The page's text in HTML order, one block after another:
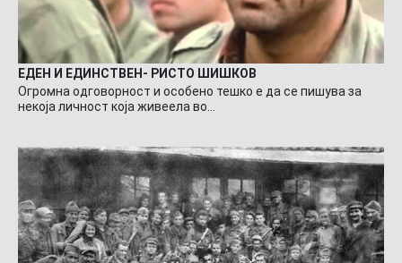
ЕДЕН И ЕДИНСТВЕН- РИСТО ШИШКОВ
Огромна одговорност и особено тешко е да се пишува за
некоја личност која живеела во…